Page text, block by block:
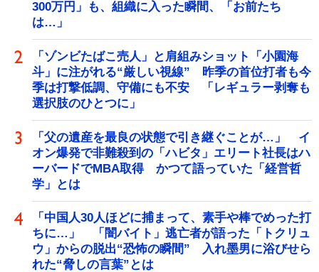
300万円」も、組織に入った瞬間、「お前たち
は…」
「ゾンビたばこ売人」と肩組みショット「小園海
斗」に注がれる“厳しい視線” 昨季の首位打者も今
季は打撃低調、守備にも不安 「レギュラー剥奪も
選択肢のひとつに」
「父の遺産を最良の状態で引き継ぐことが…」 イ
オン爆発で非難殺到の「ハビタ」エリート社長はハ
ーバードでMBA取得 かつて語っていた「経営哲
学」とは
「中国人30人ほどに捕まって、素手や棒でめった打
ちに…」 「闇バイト」逃亡者が語った「トクリュ
ウ」からの脱出“恐怖の瞬間” 入れ墨男に浴びせら
れた“脅しの言葉”とは